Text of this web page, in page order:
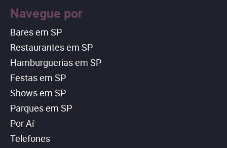
Navegue por
Bares em SP
Restaurantes em SP
Hamburguerias em SP
Festas em SP
Shows em SP
Parques em SP
Por Aí
Telefones